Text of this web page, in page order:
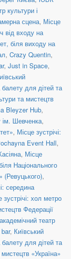
культури і
сцена, Місце
від входу на
біля виходу на
, Crazy Quentin,
, Just in Space,
для дітей та
та мистецтв
Bleyzer Hub,
ім. Шевченка,
, Місце зустрічі:
Event Hall,
, Місце
Національного
,
середина
зустрічі: хол метро
Федерації
театр
, Київський
для дітей та
«Україна»